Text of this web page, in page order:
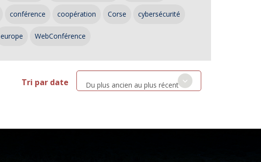
conférence coopération Corse cybersécurité
europe WebConférence
Tri par date Du plus ancien au plus récent